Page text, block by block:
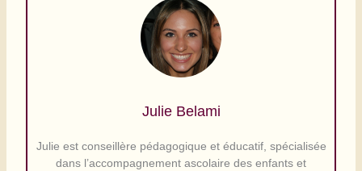
Julie Belami
Julie est conseillère pédagogique et éducatif, spécialisée
dans l’accompagnement ascolaire des enfants et